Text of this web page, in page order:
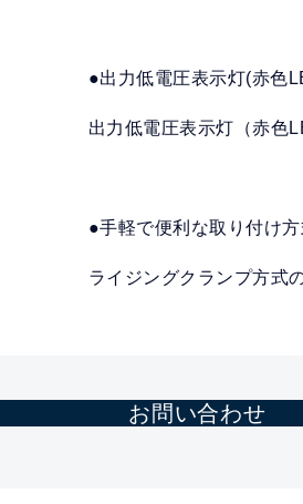
●出力低電圧表示灯(赤色
出力低電圧表示灯（赤色
●手軽で便利な取り付け
ライジングクランプ方式
お問い合わせ